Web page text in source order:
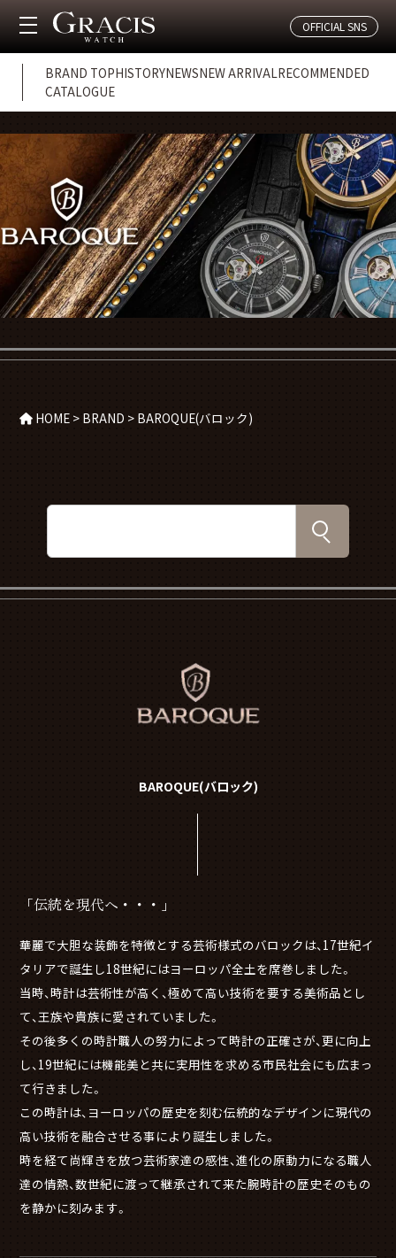
OFFICIAL SNS
BRAND TOPHISTORYNEWSNEW ARRIVALRECOMMENDED
CATALOGUE
HOME > BRAND > BAROQUE(バロック)
BAROQUE(バロック)
「伝統を現代へ・・・」
華麗で大胆な装飾を特徴とする芸術様式のバロックは、17世紀イ
タリアで誕生し18世紀にはヨーロッパ全土を席巻しました。
当時、時計は芸術性が高く、極めて高い技術を要する美術品とし
て、王族や貴族に愛されていました。
その後多くの時計職人の努力によって時計の正確さが、更に向上
し、19世紀には機能美と共に実用性を求める市民社会にも広まっ
て行きました。
この時計は、ヨーロッパの歴史を刻む伝統的なデザインに現代の
高い技術を融合させる事により誕生しました。
時を経て尚輝きを放つ芸術家達の感性、進化の原動力になる職人
達の情熱、数世紀に渡って継承されて来た腕時計の歴史そのもの
を静かに刻みます。